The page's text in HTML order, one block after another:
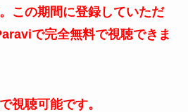
この期間に登録していただ
で完全無料で視聴できま
視聴可能です。